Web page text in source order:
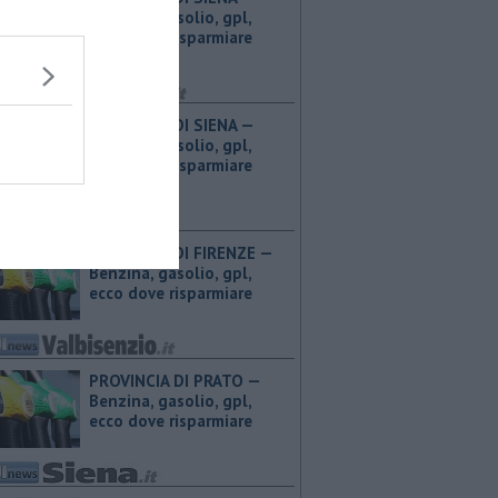
Benzina, gasolio, gpl,
ecco dove risparmiare
PROVINCIA DI SIENA — ​
Benzina, gasolio, gpl,
ecco dove risparmiare
PROVINCIA DI FIRENZE — ​
Benzina, gasolio, gpl,
ecco dove risparmiare
PROVINCIA DI PRATO — ​
Benzina, gasolio, gpl,
ecco dove risparmiare